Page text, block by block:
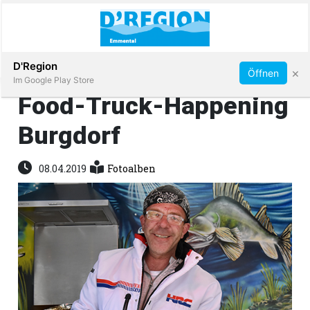
Immobilien
Veranstaltungen
Stellen
E-
Paper
App
Abonnieren
Food-Truck-Happening
Burgdorf
08.04.2019 Fotoalben
D'Region
Im Google Play Store
Öffnen ×